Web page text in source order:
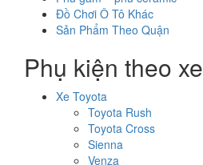
Đồ Chơi Ô Tô Khác
Sản Phẩm Theo Quận
Phụ kiện theo xe
Xe Toyota
Toyota Rush
Toyota Cross
Sienna
Venza